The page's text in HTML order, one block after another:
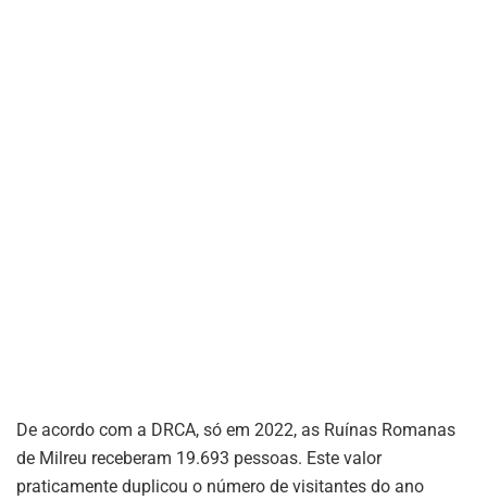
De acordo com a DRCA, só em 2022, as Ruínas Romanas
de Milreu receberam 19.693 pessoas. Este valor
praticamente duplicou o número de visitantes do ano